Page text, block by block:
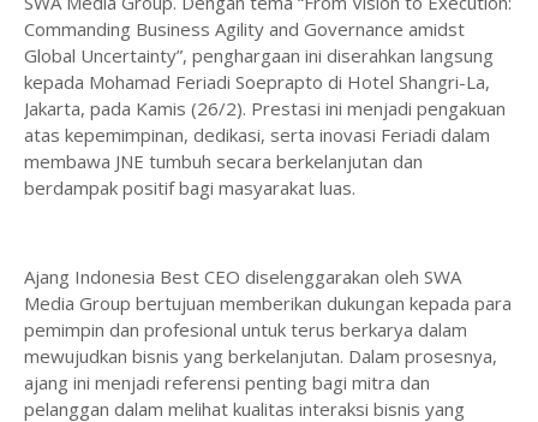
Commanding Business Agility and Governance amidst
Global Uncertainty”, penghargaan ini diserahkan langsung
kepada Mohamad Feriadi Soeprapto di Hotel Shangri-La,
Jakarta, pada Kamis (26/2). Prestasi ini menjadi pengakuan
atas kepemimpinan, dedikasi, serta inovasi Feriadi dalam
membawa JNE tumbuh secara berkelanjutan dan
berdampak positif bagi masyarakat luas.
Ajang Indonesia Best CEO diselenggarakan oleh SWA
Media Group bertujuan memberikan dukungan kepada para
pemimpin dan profesional untuk terus berkarya dalam
mewujudkan bisnis yang berkelanjutan. Dalam prosesnya,
ajang ini menjadi referensi penting bagi mitra dan
pelanggan dalam melihat kualitas interaksi bisnis yang